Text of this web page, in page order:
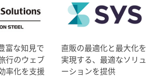
富な知見で
行のウェブ
率化を支援
直販の最適化と最大化を
実現する、最適なソリュ
ーションを提供